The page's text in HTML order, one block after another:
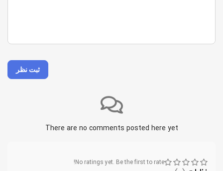
No ratings yet. Be the first to rate!
There are no comments posted here yet
ثبت نظر